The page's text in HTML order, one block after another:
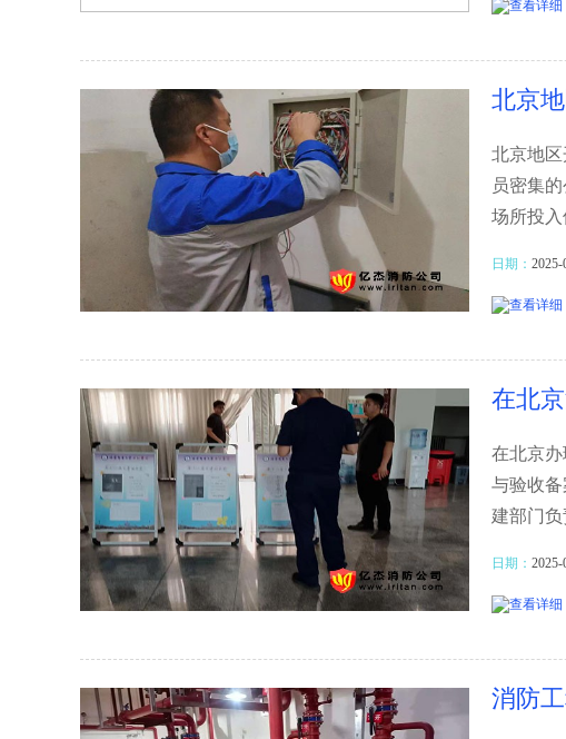
北京
北京地
员密集
场所投
日期： 2025-
在北
在北京
与验收
建部门
日期： 2025-
消防